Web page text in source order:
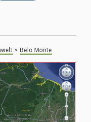
> Belo Monte